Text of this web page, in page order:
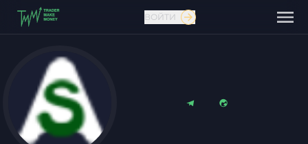
Связаться с нами
ВОЙТИ